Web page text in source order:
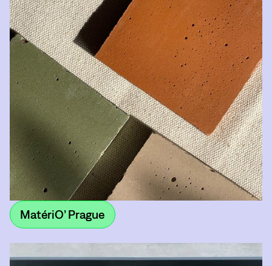
MatériO’ Prague